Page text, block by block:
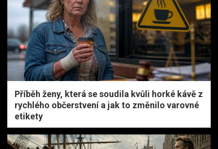
Příběh ženy, která se soudila kvůli horké kávě z
rychlého občerstvení a jak to změnilo varovné
etikety